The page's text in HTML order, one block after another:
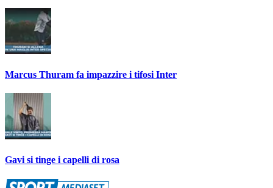
Marcus Thuram fa impazzire i tifosi Inter
Gavi si tinge i capelli di rosa